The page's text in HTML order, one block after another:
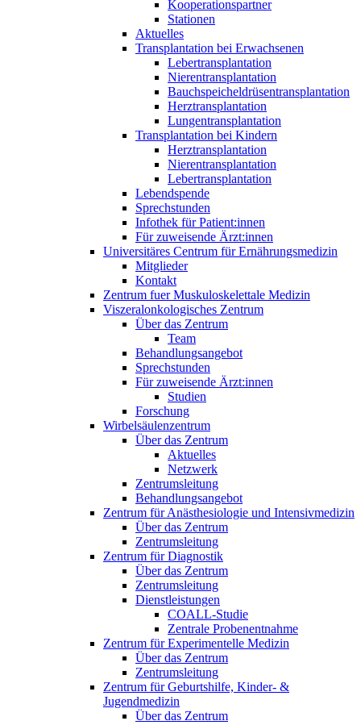
Kooperationspartner
Stationen
Aktuelles
Transplantation bei Erwachsenen
Lebertransplantation
Nierentransplantation
Bauchspeicheldrüsentransplantation
Herztransplantation
Lungentransplantation
Transplantation bei Kindern
Herztransplantation
Nierentransplantation
Lebertransplantation
Lebendspende
Sprechstunden
Infothek für Patient:innen
Für zuweisende Ärzt:innen
Universitäres Centrum für Ernährungsmedizin
Mitglieder
Kontakt
Zentrum fuer Muskuloskelettale Medizin
Viszeral­onkologisches Zentrum
Über das Zentrum
Team
Behandlungsangebot
Sprechstunden
Für zuweisende Ärzt:innen
Studien
Forschung
Wirbelsäulenzentrum
Über das Zentrum
Aktuelles
Netzwerk
Zentrumsleitung
Behandlungsangebot
Zentrum für Anästhesiologie und Intensivmedizin
Über das Zentrum
Zentrumsleitung
Zentrum für Diagnostik
Über das Zentrum
Zentrumsleitung
Dienstleistungen
COALL-Studie
Zentrale Probenentnahme
Zentrum für Experimentelle Medizin
Über das Zentrum
Zentrumsleitung
Zentrum für Geburtshilfe, Kinder- &
Jugendmedizin
Über das Zentrum